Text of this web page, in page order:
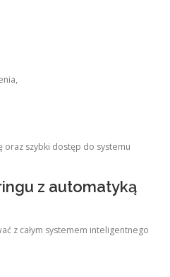
szybki dostęp do systemu
z automatyką
z całym systemem inteligentnego